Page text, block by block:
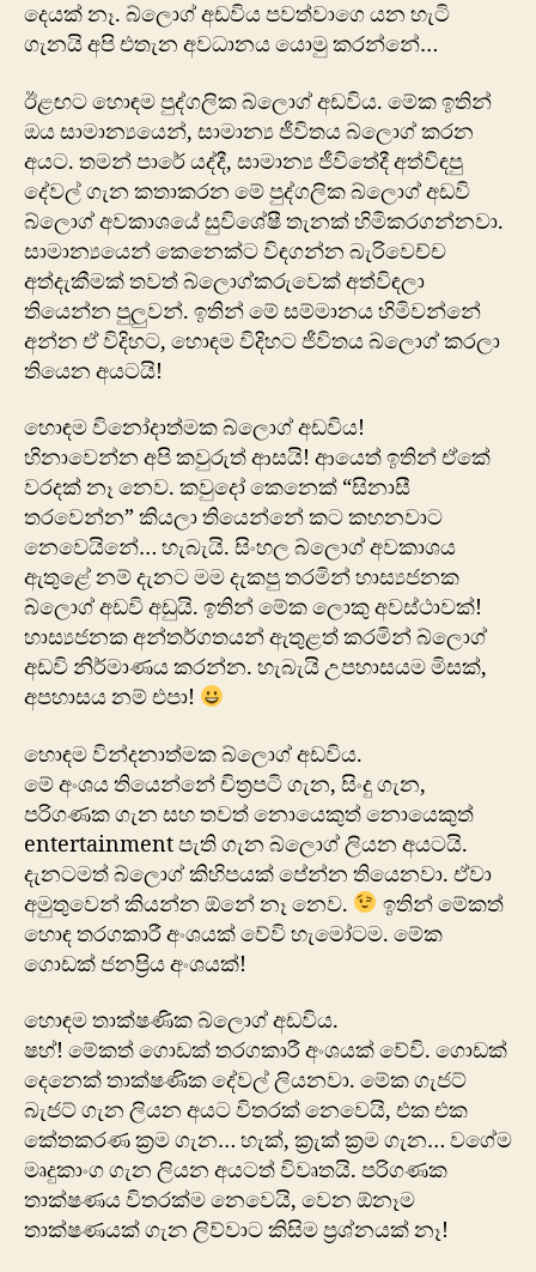
දෙයක් නෑ. බ්ලොග් අඩවිය පවත්වාගෙ යන හැටි
ගැනයි අපි එතැන අවධානය යොමු කරන්නේ…
ඊළඟට හොඳම පුද්ගලික බ්ලොග් අඩවිය. මේක ඉතින්
ඔය සාමාන්‍යයෙන්, සාමාන්‍ය ජීවිතය බ්ලොග් කරන
අයට. තමන් පාරේ යද්දී, සාමාන්‍ය ජීවි‍‍තේදී අත්විඳපු
දේවල් ගැන කතාකරන මේ පුද්ගලික බ්ලොග් අඩවි
බ්ලොග් අවකාශයේ සුවි‍ශේෂී තැනක් හිමිකරගන්නවා.
සාමාන්‍යයෙන් කෙනෙක්ට විඳගන්න බැරිවෙච්ච
අත්දැකීමක් තවත් බ්ලොග්කරුවෙක් අත්විඳලා
තියෙන්න පුලුවන්. ඉතින් මේ සම්මානය හිමිවන්නේ
අන්න ඒ විදිහට, හොඳම විදිහට ජීවිතය බ්ලොග් කරලා
තියෙන අයටයි!
හොඳම විනෝදාත්මක බ්ලොග් අඩවිය!
හිනාවෙන්න අපි කවුරුත් ආසයි! ආයෙත් ඉතින් ඒකේ
වරදක් නෑ නෙව. කවුදෝ කෙනෙක් “සිනාසී
තරවෙන්න” කියලා තියෙන්නේ කට කහනවාට
නෙවෙයිනේ… හැබැයි. සිංහල බ්ලොග් අවකාශය
ඇතුළේ නම් දැනට මම දැකපු තරමින් හාස්‍යජනක
බ්ලොග් අඩවි අඩුයි. ඉතින් මේක ලොකු අවස්ථාවක්!
හාස්‍යජනක අන්තර්ගතයන් ඇතුළත් කරමින් බ්ලොග්
අඩවි නිර්මාණය කරන්න. හැබැයි උපහාසයම මිසක්,
අපහාසය නම් එපා!
හොඳම වින්දනාත්මක බ්ලොග් අඩවිය.
මේ අංශය තියෙන්නේ චිත්‍රපටි ගැන, සිංදු ගැන,
පරිගණක ගැන සහ ‍තවත් නොයෙකුත් නොයෙකුත්
entertainment පැති ගැන බ්ලොග් ලියන අයටයි.
දැනටමත් බ්ලොග් කිහිපයක් පේන්න තියෙනවා. ඒවා
අමුතුවෙන් කියන්න ඕනේ නෑ නෙව.
ඉතින් මේකත්
හොඳ තරගකාරී අංශයක් වේවි හැමෝටම. මේක
ගොඩක් ජනප්‍රිය අංශයක්!
හොඳම තාක්ෂණික බ්ලොග් අඩවිය.
ෂහ්! මේකත් ගොඩක් තරගකාරී අංශයක් වේවි. ගොඩක්
දෙනෙක් තාක්ෂණික දේවල් ලියනවා. මේක ගැජට්
බැජට් ගැන ලියන අයට විතරක් නෙවෙයි, එක එක
කේතකරණ ක්‍රම ගැන… හැක්, ක්‍රැක් ක්‍රම ගැන… වගේම
මෘදුකාංග ගැන ලියන අයටත් විවෘතයි. ‍පරිගණක
තාක්ෂණය විතරක්ම නෙවෙයි, වෙන ඕනෑම
තාක්ෂණයක් ගැන ලිව්වාට කිසිම ප්‍රශ්නයක් නෑ!